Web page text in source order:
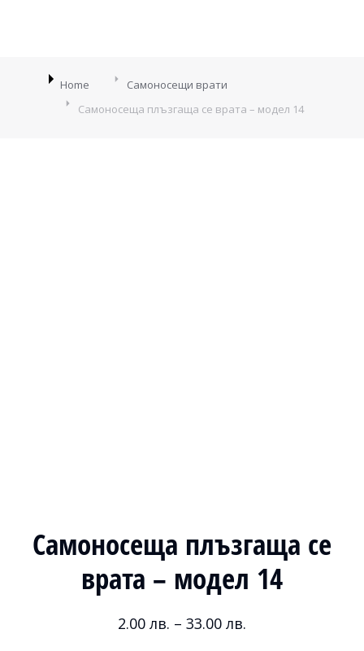
You are here:
Home
Самоносещи врати
Самоносеща плъзгаща се врата – модел 14
Самоносеща плъзгаща се
врата – модел 14
2.00 лв. – 33.00 лв.